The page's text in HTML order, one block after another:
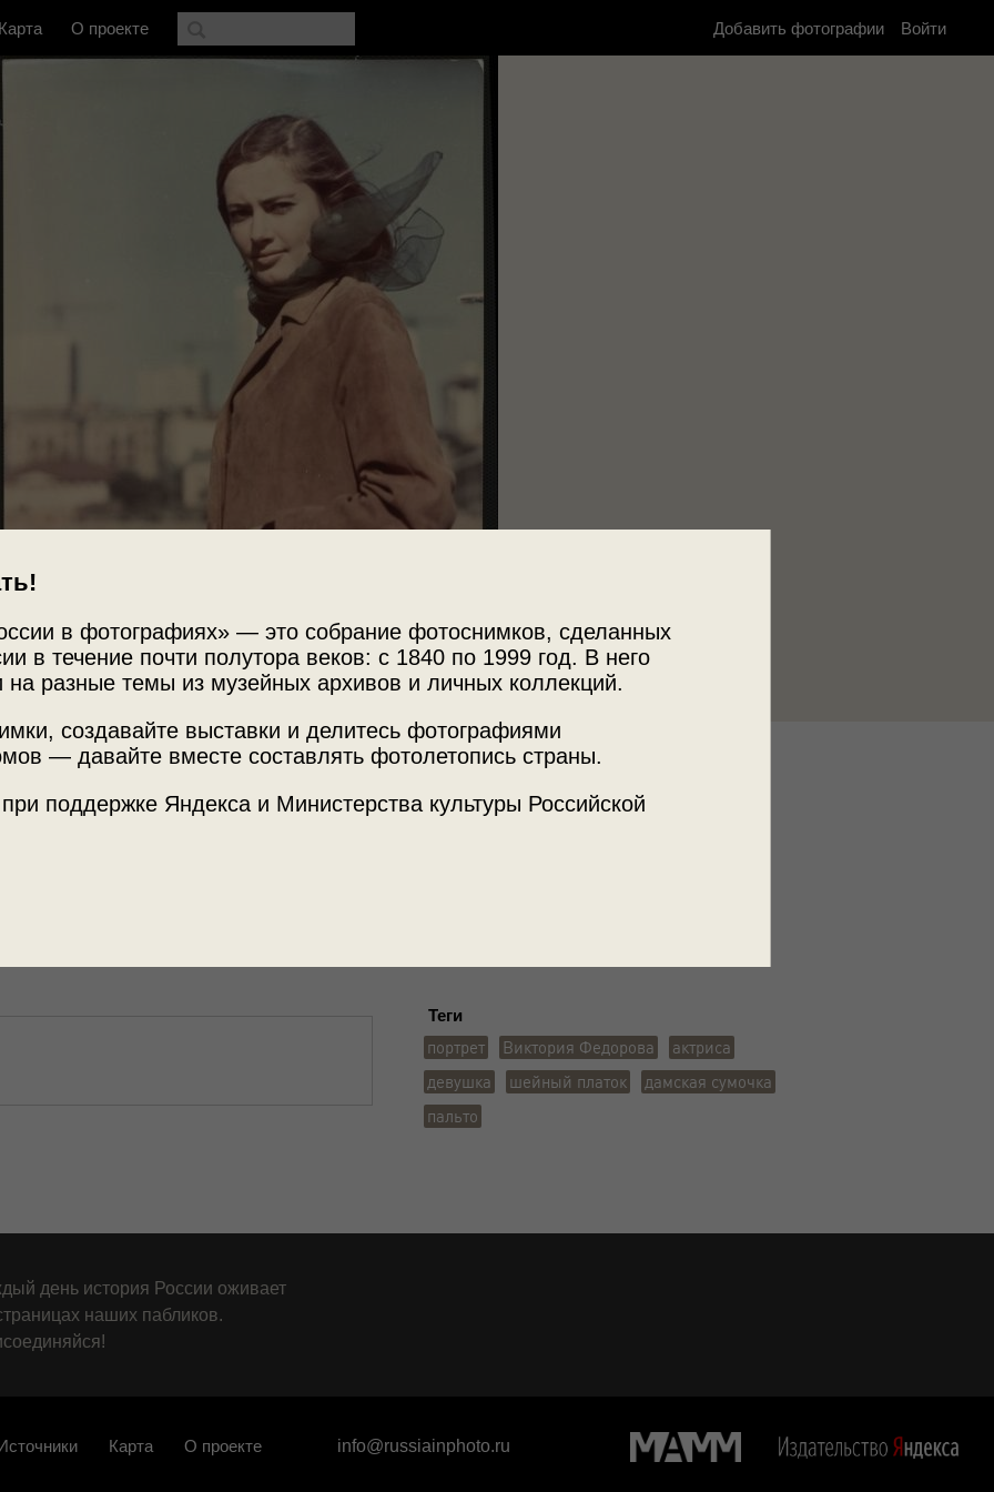
в фотографиях» — это собрание фотоснимков, сделанных
в течение почти полутора веков: с 1840 по 1999 год. В него
на разные темы из музейных архивов и личных коллекций.
создавайте выставки и делитесь фотографиями
— давайте вместе составлять фотолетопись страны.
поддержке Яндекса и Министерства культуры Российской
Карта О проекте Добавить фотографии Войти
Источник
МАММ / МДФ
Теги
портрет Виктория Федорова
актриса
девушка
шейный платок
дамская сумочка
пальто
ВГИК! 100 лет первой в мире
Союза»
день история России оживает
наших пабликов.
Карта О проекте info@russiainphoto.ru